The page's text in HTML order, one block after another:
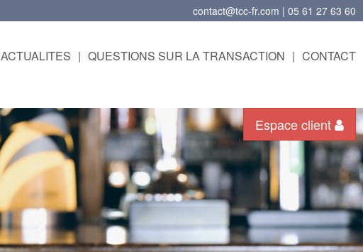
contact@tcc-fr.com | 05 61 27 63 60
ACTUALITES | QUESTIONS SUR LA TRANSACTION | CONTACT
Espace client